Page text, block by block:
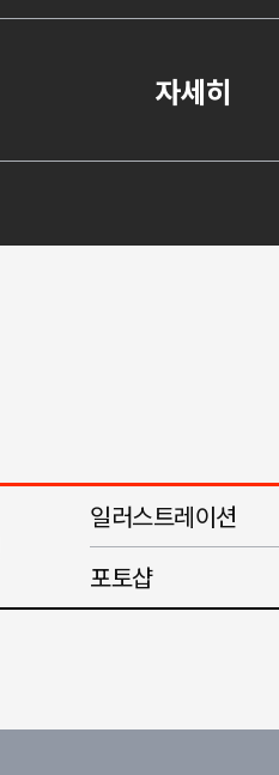
자세히
일러스트레이션
포토샵